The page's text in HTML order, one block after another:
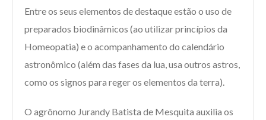
Entre os seus elementos de destaque estão o uso de
preparados biodinâmicos (ao utilizar princípios da
Homeopatia) e o acompanhamento do calendário
astronômico (além das fases da lua, usa outros astros,
como os signos para reger os elementos da terra).
O agrônomo Jurandy Batista de Mesquita auxilia os